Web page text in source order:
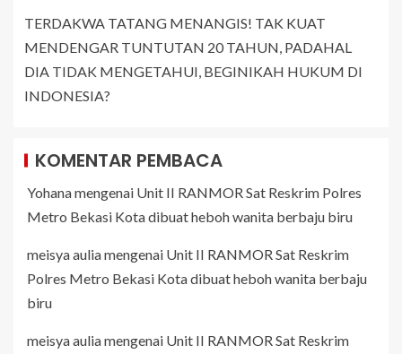
TERDAKWA TATANG MENANGIS! TAK KUAT
MENDENGAR TUNTUTAN 20 TAHUN, PADAHAL
DIA TIDAK MENGETAHUI, BEGINIKAH HUKUM DI
INDONESIA?
KOMENTAR PEMBACA
Yohanamengenai Unit II RANMOR Sat Reskrim Polres
Metro Bekasi Kota dibuat heboh wanita berbaju biru
meisya auliamengenai Unit II RANMOR Sat Reskrim
Polres Metro Bekasi Kota dibuat heboh wanita berbaju
biru
meisya auliamengenai Unit II RANMOR Sat Reskrim